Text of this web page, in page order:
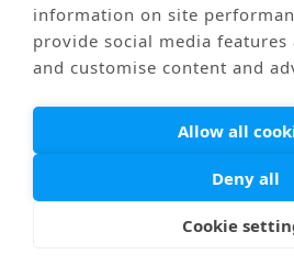
information on site
provide social media features
and customise content and
Allow all
Deny all
Cookie